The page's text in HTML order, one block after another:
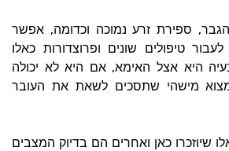
, ספירת זרע נמוכה וכדומה, אפשר
לעבור טיפולים שונים ופרוצדורות כאלו
היא אצל האימא,אם היא לא יכולה
מישהי שתסכים לשאת את העובר
שיוזכרו כאן ואחרים הם בדיוק המצבים